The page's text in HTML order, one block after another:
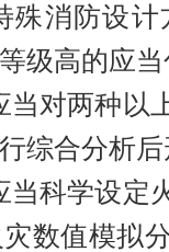
殊消防设
级高的应
当对两种以
综合分析
当科学设定
数值模拟